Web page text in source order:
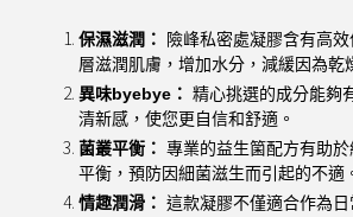
保濕滋潤：
險峰私密處凝膠含有高
層滋潤肌膚，增加水分，減緩因為乾
異味byebye： 精心挑選的成分能夠
清新感，使您更自信和舒適。
菌叢平衡： 專業的益生箘配方有助
平衡，預防因細菌滋生而引起的不適
情趣潤滑： 這款凝膠不僅適合作為